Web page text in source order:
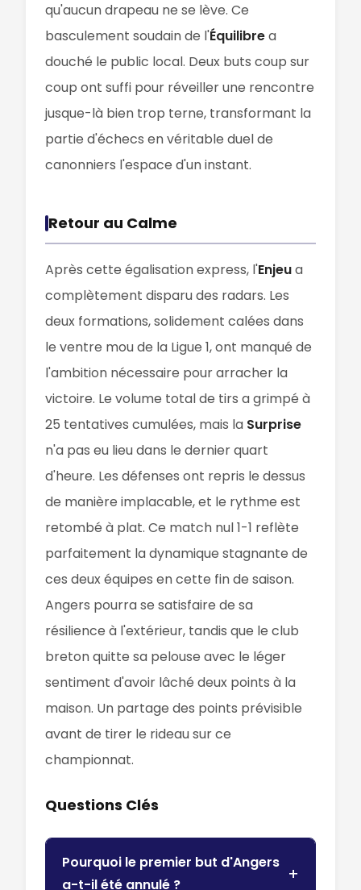
qu'aucun drapeau ne se lève. Ce
basculement soudain de l'Équilibrea
douché le public local. Deux buts coup sur
coup ont suffi pour réveiller une rencontre
jusque-là bien trop terne, transformant la
partie d'échecs en véritable duel de
canonniers l'espace d'un instant.
Retour au Calme
Après cette égalisation express, l'Enjeua
complètement disparu des radars. Les
deux formations, solidement calées dans
le ventre mou de la Ligue 1, ont manqué de
l'ambition nécessaire pour arracher la
victoire. Le volume total de tirs a grimpé à
25 tentatives cumulées, mais la Surprise
n'a pas eu lieu dans le dernier quart
d'heure. Les défenses ont repris le dessus
de manière implacable, et le rythme est
retombé à plat. Ce match nul 1-1 reflète
parfaitement la dynamique stagnante de
ces deux équipes en cette fin de saison.
Angers pourra se satisfaire de sa
résilience à l'extérieur, tandis que le club
breton quitte sa pelouse avec le léger
sentiment d'avoir lâché deux points à la
maison. Un partage des points prévisible
avant de tirer le rideau sur ce
championnat.
Questions Clés
Pourquoi le premier but d'Angers
a-t-il été annulé ?